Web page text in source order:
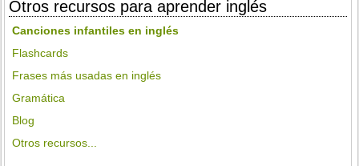
Otros recursos para aprender inglés
Canciones infantiles en inglés
Flashcards
Frases más usadas en inglés
Gramática
Blog
Otros recursos...